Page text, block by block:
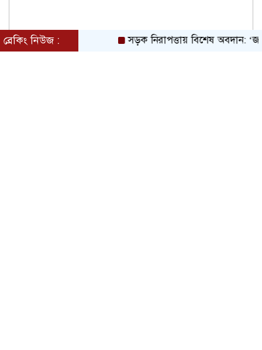
ব্রেকিং নিউজ : সড়ক নিরাপত্তায় বিশেষ অবদান: